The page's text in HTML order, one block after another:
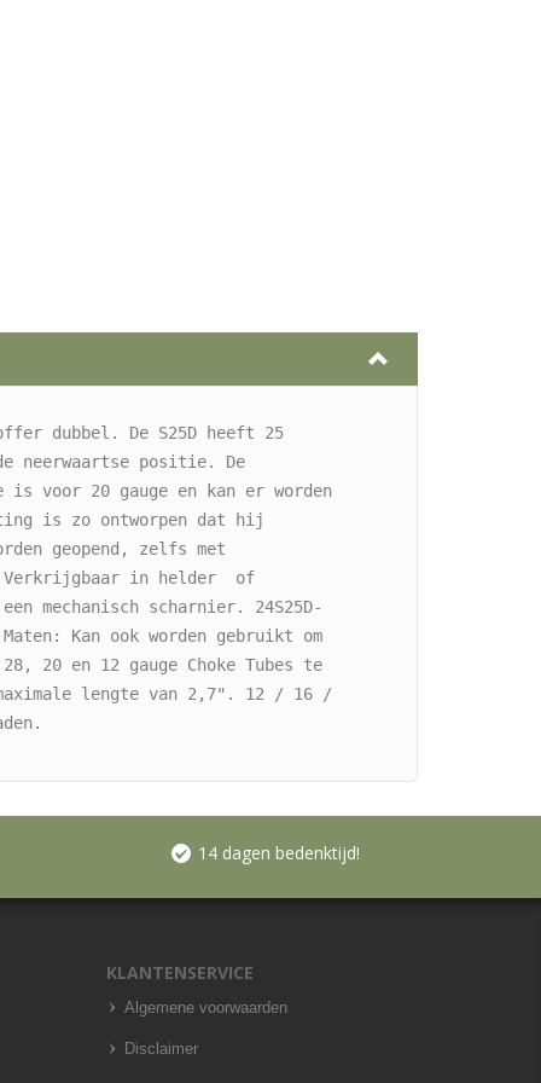
dubbel. De S25D heeft 25
neerwaartse positie. De
is voor 20 gauge en kan er worden
is zo ontworpen dat hij
geopend, zelfs met
Verkrijgbaar in helder  of
mechanisch scharnier. 24S25D-
Kan ook worden gebruikt om
20 en 12 gauge Choke Tubes te
lengte van 2,7". 12 / 16 /
14 dagen bedenktijd!
KLANTENSERVICE
Algemene voorwaarden
Disclaimer